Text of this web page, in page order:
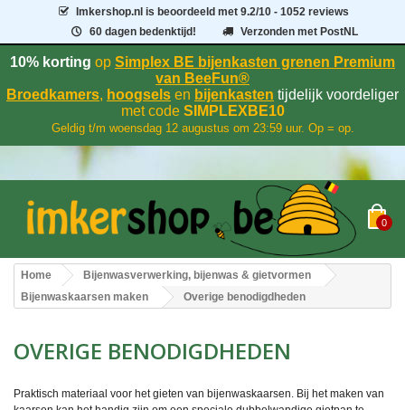
Imkershop.nl is beoordeeld met9.2/10 - 1052 reviews
60 dagen bedenktijd!
Verzonden met PostNL
10% korting op Simplex BE bijenkasten grenen Premium
van BeeFun®
Broedkamers, hoogsels en bijenkasten tijdelijk voordeliger
met codeSIMPLEXBE10
Geldig t/m woensdag 12 augustus om 23:59 uur. Op = op.
0
Home
Bijenwasverwerking, bijenwas & gietvormen
Bijenwaskaarsen maken
Overige benodigdheden
OVERIGE BENODIGDHEDEN
Praktisch materiaal voor het gieten van bijenwaskaarsen. Bij het maken van